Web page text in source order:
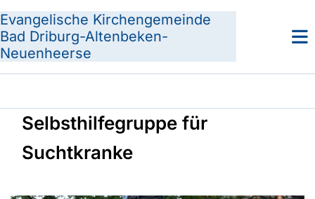
Evangelische Kirchengemeinde
Bad Driburg-Altenbeken-
Neuenheerse
Selbsthilfegruppe für
Suchtkranke